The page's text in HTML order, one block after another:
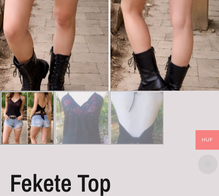
Fekete Top
HUF